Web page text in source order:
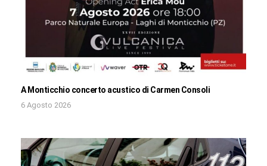
A Monticchio concerto acustico di Carmen Consoli
6 Agosto 2026